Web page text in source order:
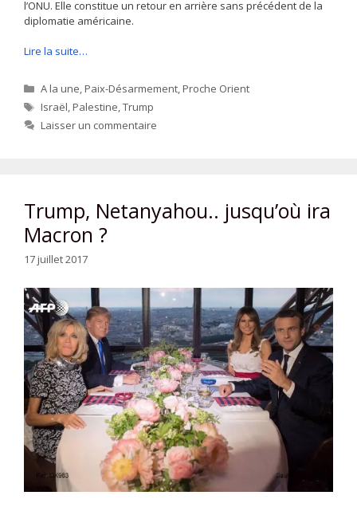
l’ONU. Elle constitue un retour en arrière sans précédent de la
diplomatie américaine.
Lire la suite…
Catégories
A la une,Paix-Désarmement,Proche Orient
Étiquettes
Israël,Palestine,Trump
Laisser un commentaire
Trump, Netanyahou.. jusqu’où ira
Macron ?
17 juillet 2017